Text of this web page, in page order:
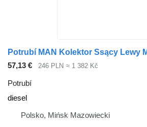
57,13 € 246 PLN ≈ 1 382 Kč
Potrubí
diesel
Polsko, Mińsk Mazowiecki